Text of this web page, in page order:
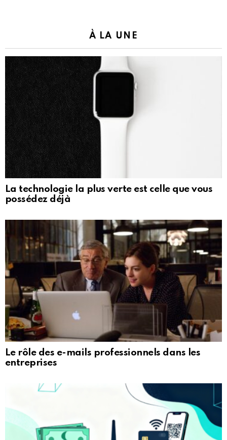
À LA UNE
La technologie la plus verte est celle que vous
possédez déjà
Le rôle des e-mails professionnels dans les
entreprises